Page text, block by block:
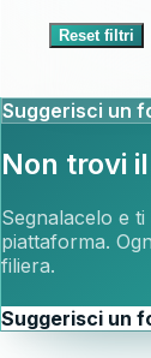
Reset filtri
Suggerisci un
Non trovi
Segnalacelo e
piattaforma.
filiera.
Suggerisci un